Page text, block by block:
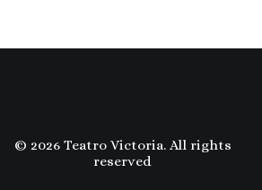
© 2026 Teatro Victoria. All rights
reserved